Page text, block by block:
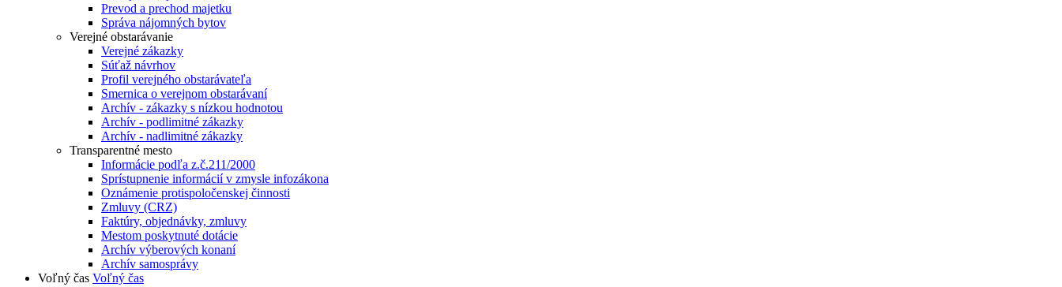
Prevod a prechod majetku
Správa nájomných bytov
Verejné obstarávanie
Verejné zákazky
Súťaž návrhov
Profil verejného obstarávateľa
Smernica o verejnom obstarávaní
Archív - zákazky s nízkou hodnotou
Archív - podlimitné zákazky
Archív - nadlimitné zákazky
Transparentné mesto
Informácie podľa z.č.211/2000
Sprístupnenie informácií v zmysle infozákona
Oznámenie protispoločenskej činnosti
Zmluvy (CRZ)
Faktúry, objednávky, zmluvy
Mestom poskytnuté dotácie
Archív výberových konaní
Archív samosprávy
Voľný čas Voľný čas